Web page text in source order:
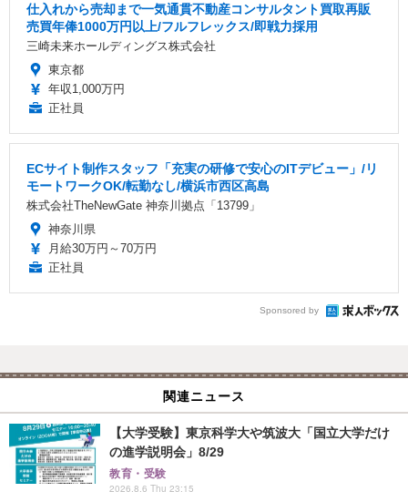
仕入れから売却まで一気通貫不動産コンサルタント買取再販
売買年俸1000万円以上/フルフレックス/即戦力採用
三崎未来ホールディングス株式会社
東京都
年収1,000万円
正社員
ECサイト制作スタッフ「充実の研修で安心のITデビュー」/リ
モートワークOK/転勤なし/横浜市西区高島
株式会社TheNewGate 神奈川拠点「13799」
神奈川県
月給30万円～70万円
正社員
Sponsored by
関連ニュース
【大学受験】東京科学大や筑波大「国立大学だけ
の進学説明会」8/29
教育・受験
2026.8.6 Thu 23:15